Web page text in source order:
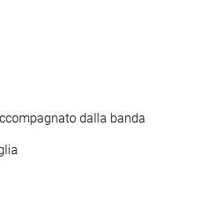
dalla banda